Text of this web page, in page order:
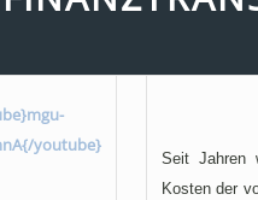
youtube}
Seit Jahren
Kosten der